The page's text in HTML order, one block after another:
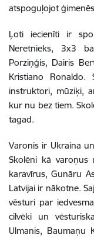
atspoguļojot
Ļoti iecienīti ir
Neretnieks, 3x3
Porziņģis, Dairis
Kristiano Ronaldo.
instruktori, mūziķi,
kur nu bez tiem.
tagad.
Varonis ir Ukraina
Skolēni kā varoņus
karavīrus, Gunāru
Latvijai ir nākotne.
vēsturi par
cilvēki un
Ulmanis, Baumaņu